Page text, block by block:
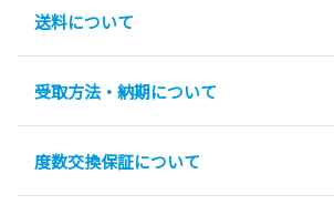
送料について
受取方法・納期について
度数交換保証について